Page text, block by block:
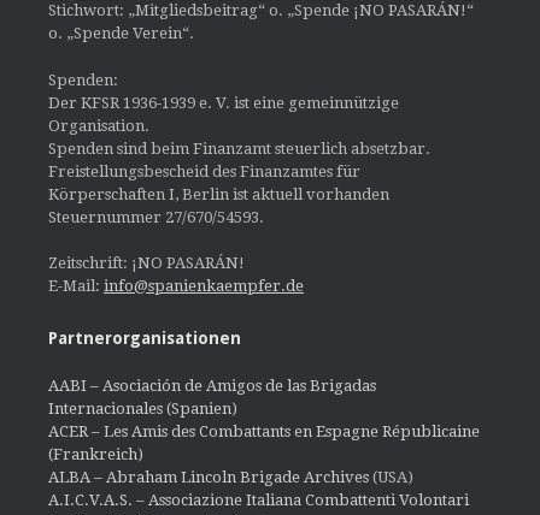
Stichwort: „Mitgliedsbeitrag“ o. „Spende ¡NO PASARÁN!“
o. „Spende Verein“.
Spenden:
Der KFSR 1936-1939 e. V. ist eine gemeinnützige
Organisation.
Spenden sind beim Finanzamt steuerlich absetzbar.
Freistellungsbescheid des Finanzamtes für
Körperschaften I, Berlin ist aktuell vorhanden
Steuernummer 27/670/54593.
Zeitschrift: ¡NO PASARÁN!
E-Mail: info@spanienkaempfer.de
Partnerorganisationen
AABI – Asociación de Amigos de las Brigadas
Internacionales (Spanien)
ACER – Les Amis des Combattants en Espagne Républicaine
(Frankreich)
ALBA – Abraham Lincoln Brigade Archives (USA)
A.I.C.V.A.S. – Associazione Italiana Combattenti Volontari